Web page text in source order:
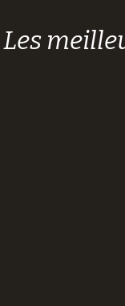
Les